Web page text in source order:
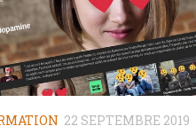
22 SEPTEMBRE 2019